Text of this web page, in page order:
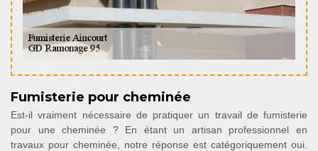
Fumisterie pour cheminée
Est-il vraiment nécessaire de pratiquer un travail de fumisterie
pour une cheminée ? En étant un artisan professionnel en
travaux pour cheminée, notre réponse est catégoriquement oui.